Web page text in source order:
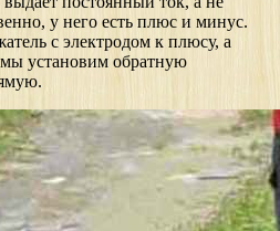
у него есть плюс и минус.
с электродом к плюсу, а
установим обратную